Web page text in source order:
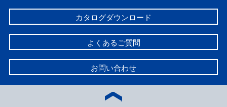
カタログダウンロード
よくあるご質問
お問い合わせ